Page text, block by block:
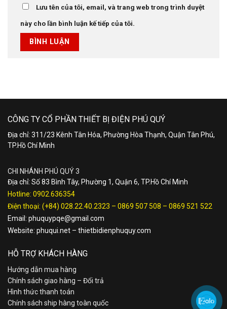
Lưu tên của tôi, email, và trang web trong trình duyệt
này cho lần bình luận kế tiếp của tôi.
CÔNG TY CỔ PHẦN THIẾT BỊ ĐIỆN PHÚ QUÝ
Địa chỉ: 311/23 Kênh Tân Hóa, Phường Hòa Thạnh, Quận Tân Phú,
TP.Hồ Chí Minh
CHI NHÁNH PHÚ QUÝ 3
Địa chỉ: Số 83 Bình Tây, Phường 1, Quận 6, TP.Hồ Chí Minh
Hotline: 0902.636354
Điện thoại: (+84) 028.22.40.2323 – 0869 507 508 – 0869 521 522
Email: phuquypqe@gmail.com
Website: phuqui.net – thietbidienphuquy.com
HỖ TRỢ KHÁCH HÀNG
Hướng dẫn mua hàng
Chính sách giao hàng – Đổi trả
Hình thức thanh toán
Chính sách ship hàng toàn quốc